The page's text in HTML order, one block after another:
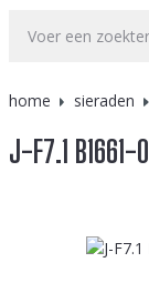
home sieraden
J-F7.1